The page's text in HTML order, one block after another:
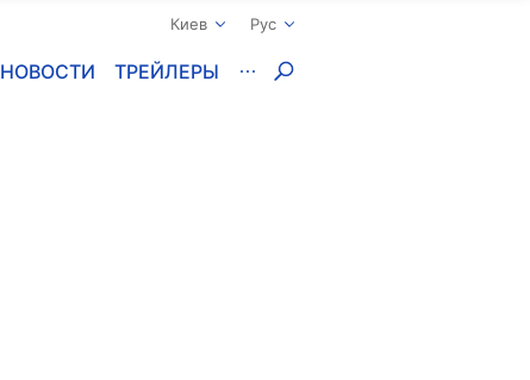
Киев Рус
НОВОСТИ ТРЕЙЛЕРЫ